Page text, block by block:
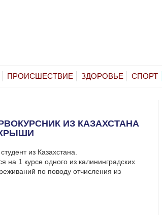
ПРОИСШЕСТВИЕ ЗДОРОВЬЕ СПОРТ
ИЗ КАЗАХСТАНА
из Казахстана.
на 1 курсе одного из калининградских
по поводу отчисления из